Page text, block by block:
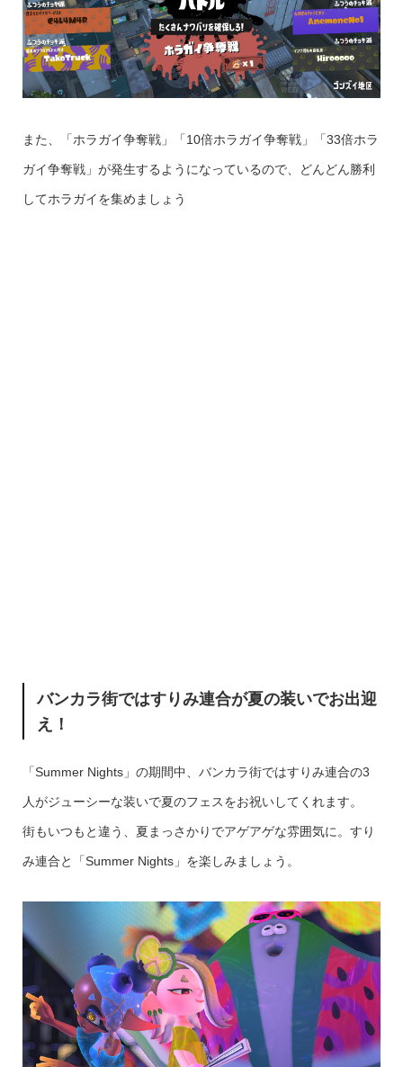
また、「ホラガイ争奪戦」「10倍ホラガイ争奪戦」「33倍ホラ
ガイ争奪戦」が発生するようになっているので、どんどん勝利
してホラガイを集めましょう
バンカラ街ではすりみ連合が夏の装いでお出迎
え！
「Summer Nights」の期間中、バンカラ街ではすりみ連合の3
人がジューシーな装いで夏のフェスをお祝いしてくれます。
街もいつもと違う、夏まっさかりでアゲアゲな雰囲気に。すり
み連合と「Summer Nights」を楽しみましょう。